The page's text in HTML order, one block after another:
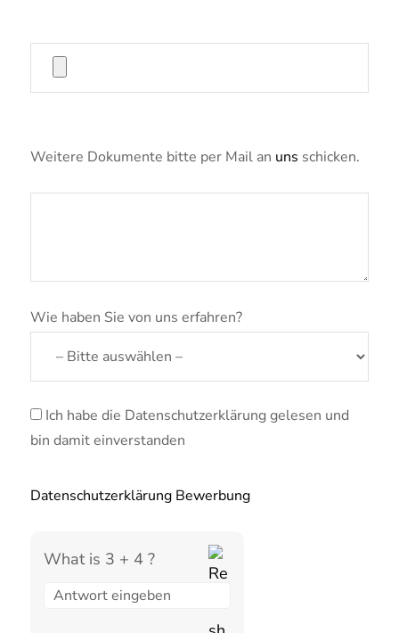
Weitere Dokumente bitte per Mail an uns schicken.
Wie haben Sie von uns erfahren?
Ich habe die Datenschutzerklärung gelesen und
bin damit einverstanden
Datenschutzerklärung Bewerbung
What is 3 + 4 ?
Answer